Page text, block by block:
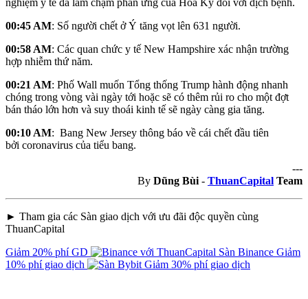
00:45 AM: Số người chết ở Ý tăng vọt lên 631 người.
00:58 AM: Các quan chức y tế New Hampshire xác nhận trường
hợp nhiễm thứ năm.
00:21 AM: Phố Wall muốn Tổng thống Trump hành động nhanh
chóng trong vòng vài ngày tới hoặc sẽ có thêm rủi ro cho một đợt
bán tháo lớn hơn và suy thoái kinh tế sẽ ngày càng gia tăng.
00:10 AM: Bang New Jersey thông báo về cái chết đầu tiên
bởi coronavirus của tiểu bang.
---
By Dũng Bùi - ThuanCapital Team
► Tham gia các Sàn giao dịch với ưu đãi độc quyền cùng
ThuanCapital
Giảm 20% phí GD
Sàn Binance Giảm
10% phí giao dịch
Giảm 30% phí giao dịch